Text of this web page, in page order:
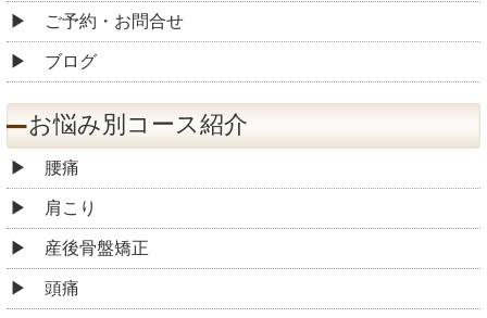
ご予約・お問合せ
ブログ
お悩み別コース紹介
腰痛
肩こり
産後骨盤矯正
頭痛